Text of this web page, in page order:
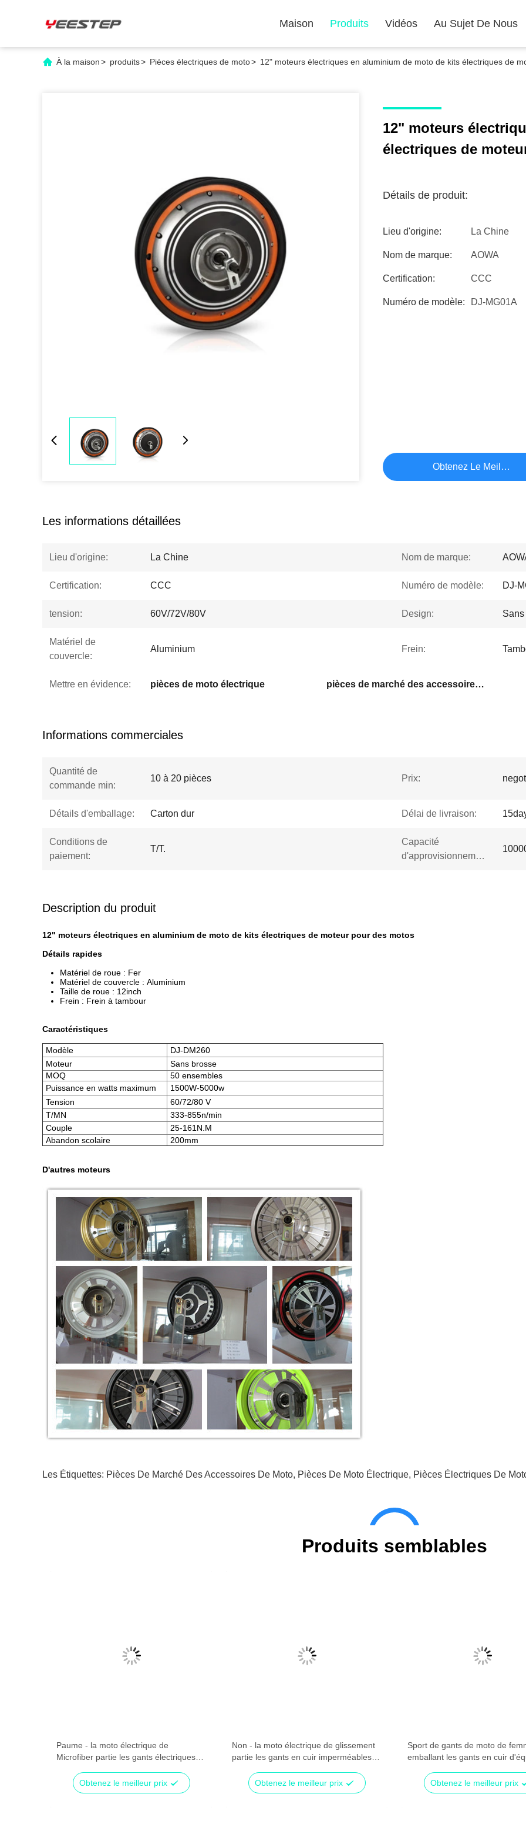
Maison Produits Vidéos Au Sujet De Nous
À la maison> produits> Pièces électriques de moto> 12" moteurs électriques en aluminium de moto de kits électriques de
12" moteurs
électriques de
Détails de produit:
Lieu d'origine: La Chine
Nom de marque: AOWA
Certification: CCC
Numéro de modèle: DJ-MG01A
Obtenez Le Meilleur
Les informations détaillées
Lieu d'origine: La Chine Nom de marque:
Certification: CCC Numéro de modèle: DJ-
tension: 60V/72V/80V Design:
Matériel de
couvercle:
Aluminium Frein:
Mettre en évidence: pièces de moto électrique pièces de marché des accessoires de moto
Informations commerciales
Quantité de
commande min:
10 à 20 pièces Prix:
Détails d'emballage: Carton dur Délai de livraison:
Conditions de
paiement:
T/T.
Capacité
d'approvisionnement:
Description du produit
12" moteurs électriques en aluminium de moto de kits électriques de moteur pour des motos
Détails rapides
Matériel de roue : Fer
Matériel de couvercle : Aluminium
Taille de roue : 12inch
Frein : Frein à tambour
Caractéristiques
Modèle
DJ-DM260
Moteur
Sans brosse
MOQ
50 ensembles
Puissance en watts maximum
1500W-5000w
Tension
60/72/80 V
T/MN
333-855n/min
Couple
25-161N.M
Abandon scolaire
200mm
D'autres moteurs
Les Étiquettes: Pièces De Marché Des Accessoires De Moto, Pièces De Moto Électrique, Pièces Électriques De
Produits semblables
Paume - la moto électrique de
Microfiber partie les gants électriques
Obtenez le meilleur prix
Non - la moto électrique de glissement
partie les gants en cuir imperméables
Obtenez le meilleur prix
Sport de gants de moto de
emballant les gants en cuir
Obtenez le meilleur prix